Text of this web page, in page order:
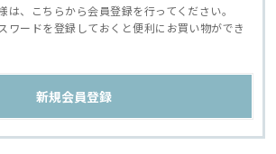
は、こちらから会員登録を行ってください。
ワードを登録しておくと便利にお買い物ができ